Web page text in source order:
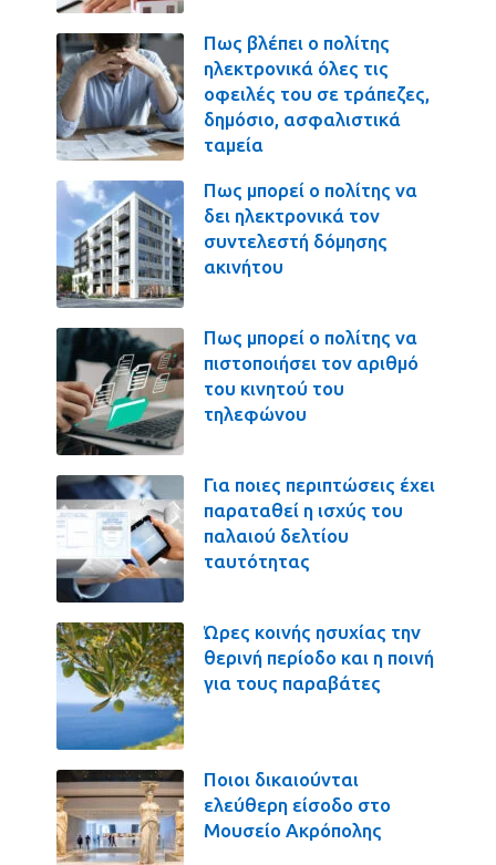
Πως βλέπει ο πολίτης
ηλεκτρονικά όλες τις
οφειλές του σε τράπεζες,
δημόσιο, ασφαλιστικά
ταμεία
Πως μπορεί ο πολίτης να
δει ηλεκτρονικά τον
συντελεστή δόμησης
ακινήτου
Πως μπορεί ο πολίτης να
πιστοποιήσει τον αριθμό
του κινητού του
τηλεφώνου
Για ποιες περιπτώσεις έχει
παραταθεί η ισχύς του
παλαιού δελτίου
ταυτότητας
Ώρες κοινής ησυχίας την
θερινή περίοδο και η ποινή
για τους παραβάτες
Ποιοι δικαιούνται
ελεύθερη είσοδο στο
Μουσείο Ακρόπολης